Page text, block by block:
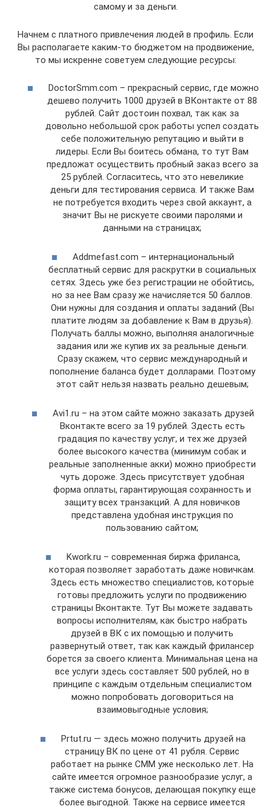
самому и за деньги.
Начнем с платного привлечения людей в профиль. Если
Вы располагаете каким-то бюджетом на продвижение,
то мы искренне советуем следующие ресурсы:
DoctorSmm.com – прекрасный сервис, где можно
дешево получить 1000 друзей в ВКонтакте от 88
рублей. Сайт достоин похвал, так как за
довольно небольшой срок работы успел создать
себе положительную репутацию и выйти в
лидеры. Если Вы боитесь обмана, то тут Вам
предложат осуществить пробный заказ всего за
25 рублей. Согласитесь, что это невеликие
деньги для тестирования сервиса. И также Вам
не потребуется входить через свой аккаунт, а
значит Вы не рискуете своими паролями и
данными на страницах;
Addmefast.com – интернациональный
бесплатный сервис для раскрутки в социальных
сетях. Здесь уже без регистрации не обойтись,
но за нее Вам сразу же начисляется 50 баллов.
Они нужны для создания и оплаты заданий (Вы
платите людям за добавление к Вам в друзья).
Получать баллы можно, выполняя аналогичные
задания или же купив их за реальные деньги.
Сразу скажем, что сервис международный и
пополнение баланса будет долларами. Поэтому
этот сайт нельзя назвать реально дешевым;
Avi1.ru – на этом сайте можно заказать друзей
Вконтакте всего за 19 рублей. Здесть есть
градация по качеству услуг, и тех же друзей
более высокого качества (минимум собак и
реальные заполненные акки) можно приобрести
чуть дороже. Здесь присутствует удобная
форма оплаты, гарантирующая сохранность и
защиту всех транзакций. А для новичков
представлена удобная инструкция по
пользованию сайтом;
Kwork.ru – современная биржа фриланса,
которая позволяет заработать даже новичкам.
Здесь есть множество специалистов, которые
готовы предложить услуги по продвижению
страницы Вконтакте. Тут Вы можете задавать
вопросы исполнителям, как быстро набрать
друзей в ВК с их помощью и получить
развернутый ответ, так как каждый фрилансер
борется за своего клиента. Минимальная цена на
все услуги здесь составляет 500 рублей, но в
принципе с каждым отдельным специалистом
можно попробовать договориться на
взаимовыгодные условия;
Prtut.ru — здесь можно получить друзей на
страницу ВК по цене от 41 рубля. Сервис
работает на рынке СММ уже несколько лет. На
сайте имеется огромное разнообразие услуг, а
также система бонусов, делающая покупку еще
более выгодной. Также на сервисе имеется